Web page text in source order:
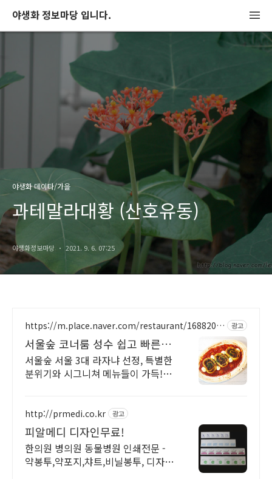
야생화 정보마당 입니다.
야생화 데이타/가을
과테말라대황 (산호유동)
야생화정보마당 2021. 9. 6. 07:25
https://m.place.naver.com/restaurant/1688205
광고
서울숲 코너룸 성수 쉽고 빠른
네이버 예약
서울숲 서울 3대 라자냐 선정, 특별한
분위기와 시그니쳐 메뉴들이 가득!
http://prmedi.co.kr 광고
피알메디 디자인무료!
한의원 병의원 동물병원 인쇄전문 -
약봉투,약포지,챠트,비닐봉투, 디자인